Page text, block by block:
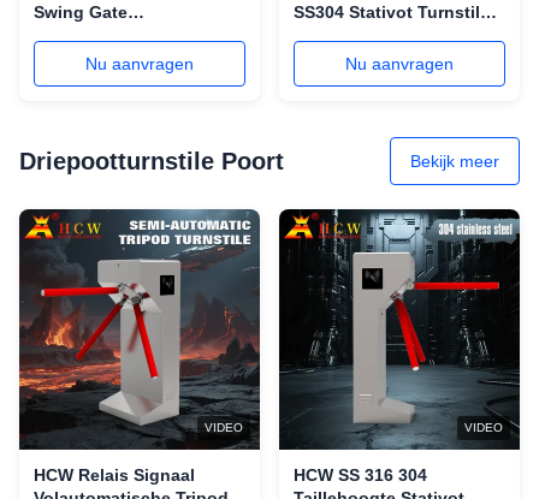
Swing Gate
draaier 100-240V met
kaartlezer
Nu aanvragen
SS304 Stativot Turnstile
Nu aanvragen
Driepootturnstile Poort Bekijk meer
VIDEO
HCW Relais Signaal
VIDEO
HCW SS 316 304